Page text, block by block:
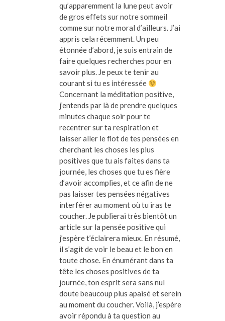
qu’apparemment la lune peut avoir
de gros effets sur notre sommeil
comme sur notre moral d’ailleurs. J’ai
appris cela récemment. Un peu
étonnée d’abord, je suis entrain de
faire quelques recherches pour en
savoir plus. Je peux te tenir au
courant si tu es intéressée
Concernant la méditation positive,
j’entends par là de prendre quelques
minutes chaque soir pour te
recentrer sur ta respiration et
laisser aller le flot de tes pensées en
cherchant les choses les plus
positives que tu ais faites dans ta
journée, les choses que tu es fière
d’avoir accomplies, et ce afin de ne
pas laisser tes pensées négatives
interférer au moment où tu iras te
coucher. Je publierai très bientôt un
article sur la pensée positive qui
j’espère t’éclairera mieux. En résumé,
il s’agit de voir le beau et le bon en
toute chose. En énumérant dans ta
tête les choses positives de ta
journée, ton esprit sera sans nul
doute beaucoup plus apaisé et serein
au moment du coucher. Voilà, j’espère
avoir répondu à ta question au